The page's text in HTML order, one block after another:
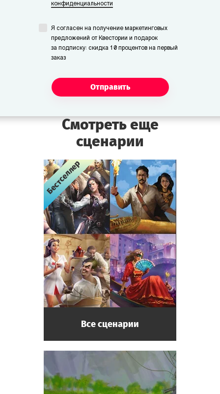
конфиденциальности
Я согласен на получение маркетинговых
предложений от Квестории и подарок
за подписку: скидка 10 процентов на первый
заказ
Отправить
Смотреть еще
сценарии
Все сценарии
Бестселлер
Бестселлер
Бестселлер
Бестселлер